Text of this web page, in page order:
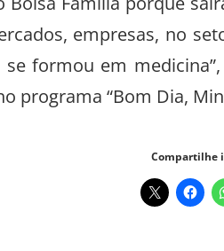
Bolsa Família porque
empresas, no
formou em
programa “Bom Dia,
Compartilhe